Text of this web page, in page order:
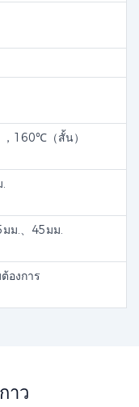
160℃（สั้น）
ม.、45มม.
องการ
าว